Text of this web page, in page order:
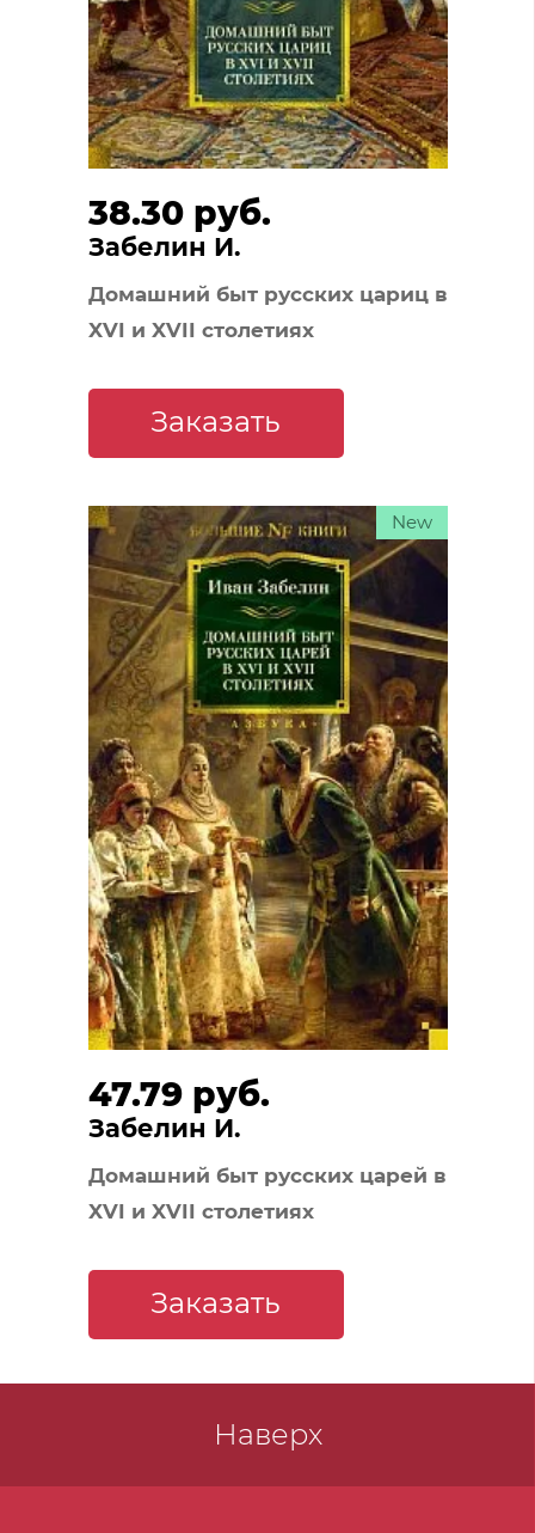
38.30 руб.
Забелин И.
Домашний быт русских цариц в
XVI и XVII столетиях
Заказать
47.79 руб.
Забелин И.
Домашний быт русских царей в
XVI и XVII столетиях
New
Заказать
Наверх